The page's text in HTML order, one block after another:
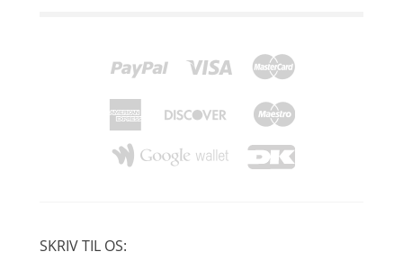
SKRIV TIL OS: